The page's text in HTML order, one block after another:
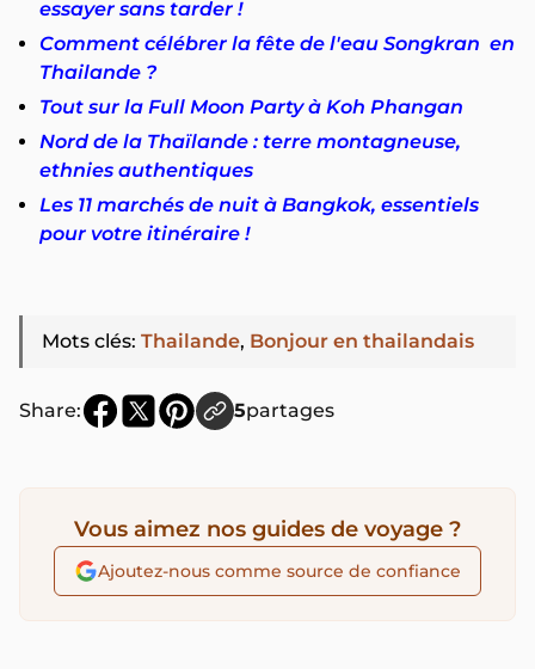
essayer sans tarder !
Comment célébrer la fête de l'eau Songkran en
Thailande ?
Tout sur la Full Moon Party à Koh Phangan
Nord de la Thaïlande : terre montagneuse,
ethnies authentiques
Les 11 marchés de nuit à Bangkok, essentiels
pour votre itinéraire !
Mots clés: Thailande, Bonjour en thailandais
Share: 5partages
Vous aimez nos guides de voyage ?
Ajoutez-nous comme source de confiance